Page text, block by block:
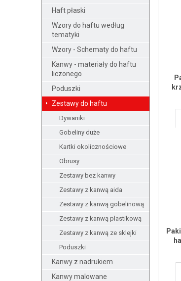
Haft płaski
Wzory do haftu według
tematyki
Wzory - Schematy do haftu
Kanwy - materiały do haftu
liczonego
Poduszki
Zestawy do haftu
Dywaniki
Gobeliny duże
Kartki okolicznościowe
Obrusy
Zestawy bez kanwy
Zestawy z kanwą aida
Zestawy z kanwą gobelinową
Zestawy z kanwą plastikową
Zestawy z kanwą ze sklejki
Poduszki
Kanwy z nadrukiem
Kanwy malowane